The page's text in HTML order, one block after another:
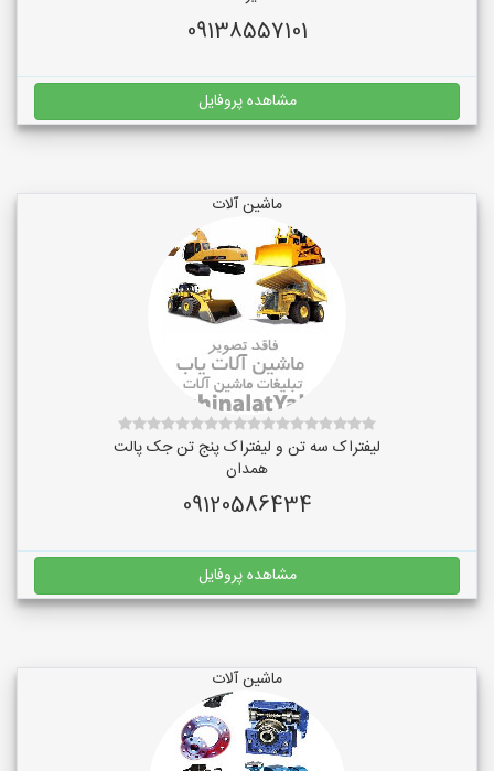
09138557101
مشاهده پروفایل
ماشین آلات
لیفتراک سه تن و لیفتراک پنج تن جک پالت
همدان
09120586434
مشاهده پروفایل
ماشین آلات